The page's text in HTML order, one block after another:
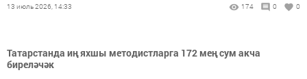
13 июль 2026, 14:33 174 0 0
Татарстанда иң яхшы методистларга 172 мең сум акча
биреләчәк